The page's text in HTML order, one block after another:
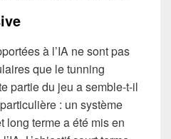
à l’IA ne sont pas
que le tunning
partie du jeu a semble-t-il
: un système
long terme a été mis en